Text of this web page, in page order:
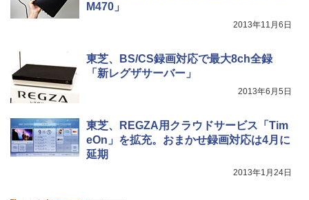
M470」
2013年11月6日
東芝、BS/CS録画対応で最大8ch全録
「新レグザサーバー」
2013年6月5日
東芝、REGZA用クラウドサービス「Tim
eOn」を拡充。おまかせ録画対応は4月に
延期
2013年1月24日